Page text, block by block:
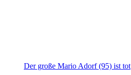
Der große Mario Adorf (95) ist tot